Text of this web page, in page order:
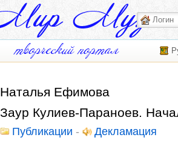
Наталья Ефимова
Заур Кулиев-Параноев.
Публикации - Декламация